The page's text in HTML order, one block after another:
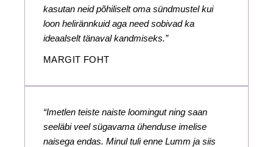
kasutan neid põhiliselt oma sündmustel kui
loon helirännkuid aga need sobivad ka
ideaalselt tänaval kandmiseks.”
MARGIT FOHT
“Imetlen teiste naiste loomingut ning saan
seeläbi veel sügavama ühenduse imelise
naisega endas. Minul tuli enne Lumm ja siis